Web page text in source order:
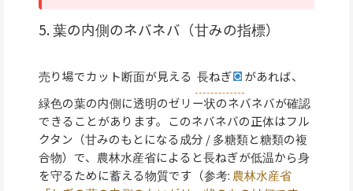
5. 葉の内側のネバネバ（甘みの指標）
売り場でカット断面が見える 長ねぎ
があれば、
緑色の葉の内側に透明のゼリー状のネバネバが確認
できることがあります。このネバネバの正体はフル
クタン（甘みのもとになる成分 / 多糖類と糖類の複
合物）で、農林水産省によると長ねぎが低温から身
を守るために蓄える物質です（参考: 農林水産省